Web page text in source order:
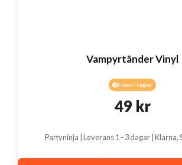
Vampyrtänder Vinyl
Finns i lager
49 kr
Partyninja | Leverans 1 - 3 dagar | Klarna,